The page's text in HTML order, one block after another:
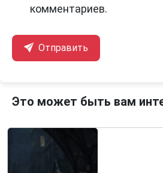
комментариев.
Отправить
Это может быть вам